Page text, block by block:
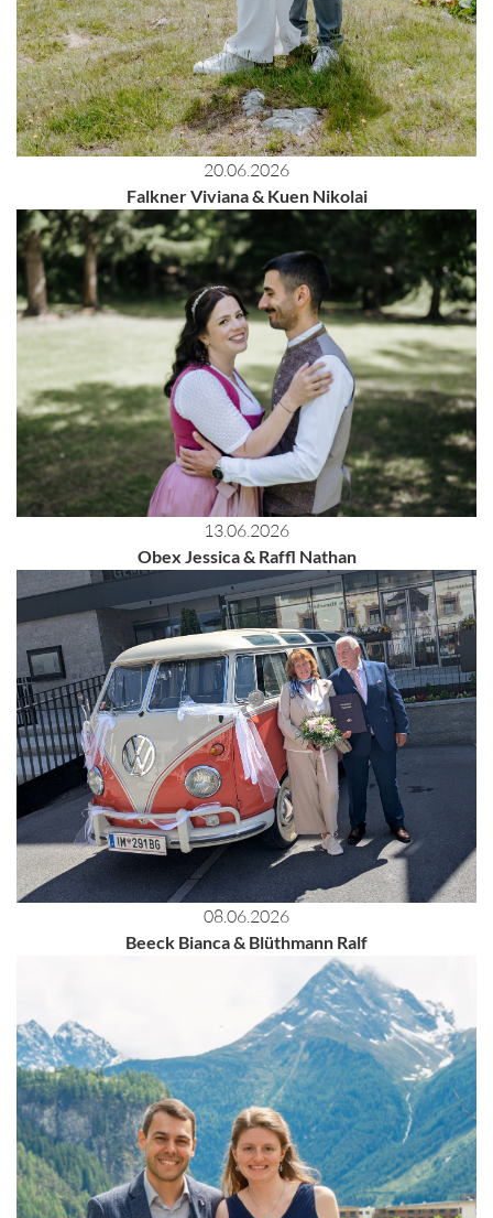
20.06.2026
Falkner Viviana & Kuen Nikolai
13.06.2026
Obex Jessica & Raffl Nathan
08.06.2026
Beeck Bianca & Blüthmann Ralf